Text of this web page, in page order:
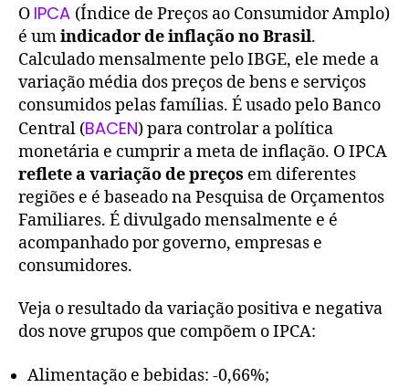
O IPCA (Índice de Preços ao Consumidor Amplo)
é umindicador de inflação no Brasil.
Calculado mensalmente pelo IBGE, ele mede a
variação média dos preços de bens e serviços
consumidos pelas famílias. É usado pelo Banco
Central (BACEN) para controlar a política
monetária e cumprir a meta de inflação. O IPCA
reflete a variação de preços em diferentes
regiões e é baseado na Pesquisa de Orçamentos
Familiares. É divulgado mensalmente e é
acompanhado por governo, empresas e
consumidores.
Veja o resultado da variação positiva e negativa
dos nove grupos que compõem o IPCA:
Alimentação e bebidas: -0,66%;